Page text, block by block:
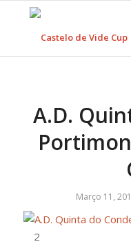
A.D.
Março 11,